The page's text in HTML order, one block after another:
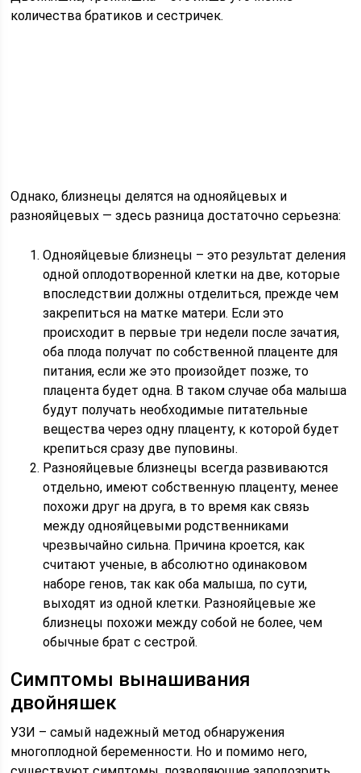
количества братиков и сестричек.
Однако, близнецы делятся на однояйцевых и
разнояйцевых — здесь разница достаточно серьезна:
Однояйцевые близнецы – это результат деления
одной оплодотворенной клетки на две, которые
впоследствии должны отделиться, прежде чем
закрепиться на матке матери. Если это
происходит в первые три недели после зачатия,
оба плода получат по собственной плаценте для
питания, если же это произойдет позже, то
плацента будет одна. В таком случае оба малыша
будут получать необходимые питательные
вещества через одну плаценту, к которой будет
крепиться сразу две пуповины.
Разнояйцевые близнецы всегда развиваются
отдельно, имеют собственную плаценту, менее
похожи друг на друга, в то время как связь
между однояйцевыми родственниками
чрезвычайно сильна. Причина кроется, как
считают ученые, в абсолютно одинаковом
наборе генов, так как оба малыша, по сути,
выходят из одной клетки. Разнояйцевые же
близнецы похожи между собой не более, чем
обычные брат с сестрой.
Симптомы вынашивания
двойняшек
УЗИ – самый надежный метод обнаружения
многоплодной беременности. Но и помимо него,